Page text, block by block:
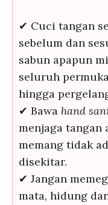
✔ Cuci tangan
sebelum dan
sabun apapun
seluruh
hingga
✔ Bawa hand
menjaga tangan
memang tidak
disekitar.
✔ Jangan
mata, hidung